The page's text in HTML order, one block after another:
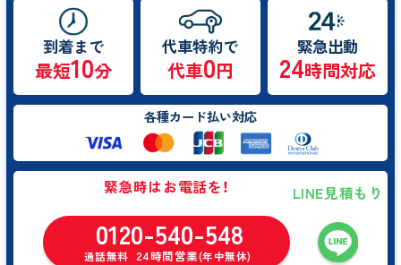
到着まで
最短10分
代車特約で
代車0円
緊急出動
24時間対応
各種カード払い対応
緊急時はお電話を！
0120-540-548
通話無料 24時間営業(年中無休)
LINE見積もり